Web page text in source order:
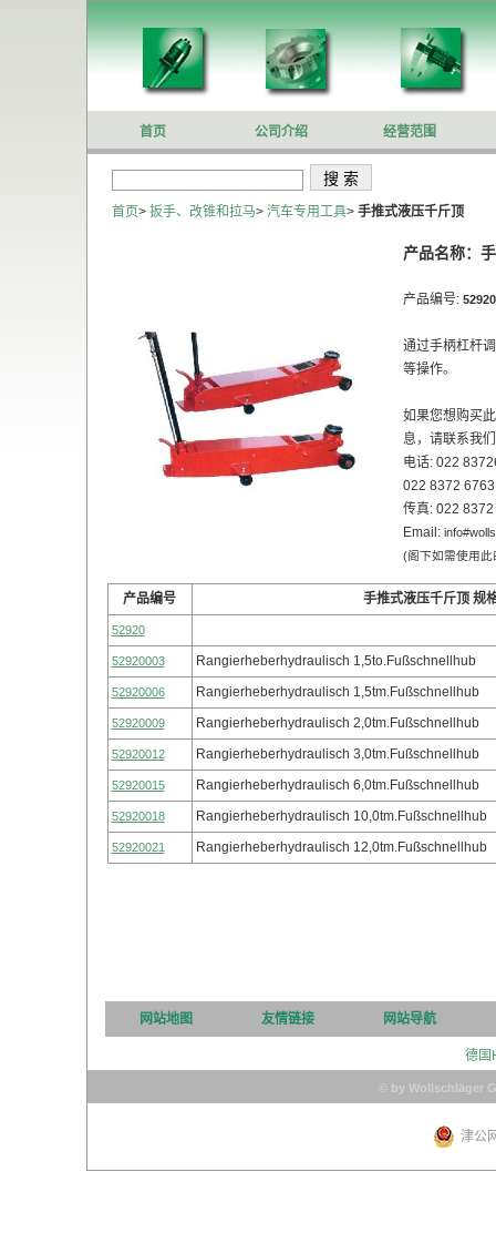
首页 公司介绍 经营范围
首页> 扳手、改锥和拉马> 汽车专用工具> 手推式液压千斤顶
产品名称：
产品编号: 52920
通过手柄杠杆
等操作。
如果您想购买
息，请联系我
电话: 022
022 8372
传真: 022
Email:
(阁下如需使用
产品编号 手推式液压千斤顶 规
52920
52920003 Rangierheberhydraulisch 1,5to.Fußschnellhub
52920006 Rangierheberhydraulisch 1,5tm.Fußschnellhub
52920009 Rangierheberhydraulisch 2,0tm.Fußschnellhub
52920012 Rangierheberhydraulisch 3,0tm.Fußschnellhub
52920015 Rangierheberhydraulisch 6,0tm.Fußschnellhub
52920018 Rangierheberhydraulisch 10,0tm.Fußschnellhub
52920021 Rangierheberhydraulisch 12,0tm.Fußschnellhub
网站地图 友情链接 网站导航
德国
© by Wollschläger
津公